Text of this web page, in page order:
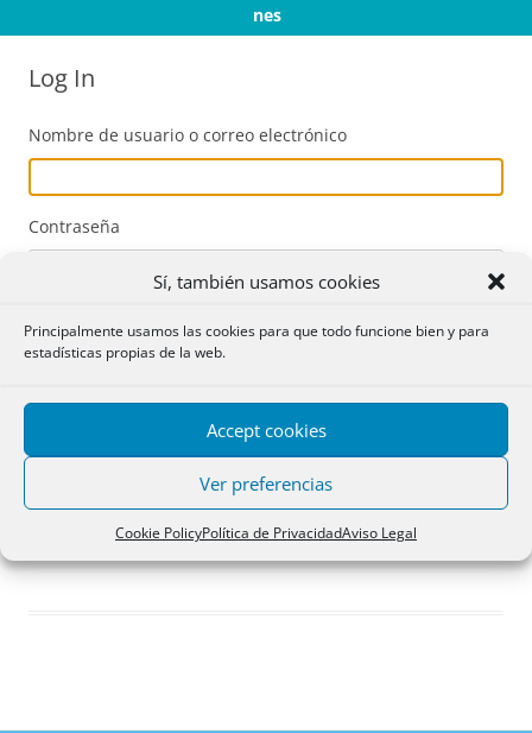
Sí, también usamos cookies
Principalmente usamos las cookies para que todo funcione bien y para
estadísticas propias de la web.
Accept cookies
Ver preferencias
Cookie PolicyPolítica de PrivacidadAviso Legal
nes
Log In
Nombre de usuario o correo electrónico
Contraseña
Acceder
Registro
¿Has olvidado tu contraseña?